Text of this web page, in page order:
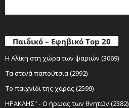
Παιδικό – Εφηβικό Top 20
Η Αλίκη στη χώρα των ψαριών (3069)
Τα στενά παπούτσια (2992)
Το παιχνίδι της χαράς (2599)
ΗΡΑΚΛΗΣ" - Ο ήρωας των θνητών (2382)